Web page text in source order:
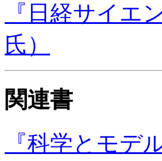
『日経サイエ
氏）
関連書
『科学とモ